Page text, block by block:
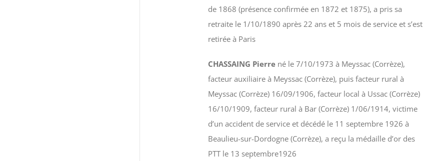
de 1868 (présence confirmée en 1872 et 1875), a pris sa
retraite le 1/10/1890 après 22 ans et 5 mois de service et s’est
retirée à Paris
CHASSAING Pierre né le 7/10/1973 à Meyssac (Corrèze),
facteur auxiliaire à Meyssac (Corrèze), puis facteur rural à
Meyssac (Corrèze) 16/09/1906, facteur local à Ussac (Corrèze)
16/10/1909, facteur rural à Bar (Corrèze) 1/06/1914, victime
d’un accident de service et décédé le 11 septembre 1926 à
Beaulieu-sur-Dordogne (Corrèze), a reçu la médaille d’or des
PTT le 13 septembre1926